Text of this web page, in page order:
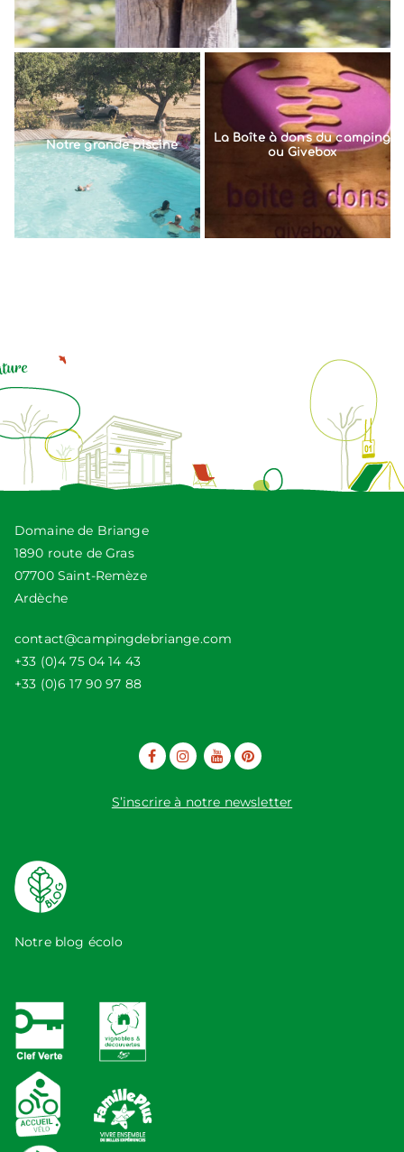
Notre grande piscine
La Boîte à dons du camping
ou Givebox
Domaine de Briange
1890 route de Gras
07700 Saint-Remèze
Ardèche
contact@campingdebriange.com
+33 (0)4 75 04 14 43
+33 (0)6 17 90 97 88
S’inscrire à notre newsletter
Notre blog écolo